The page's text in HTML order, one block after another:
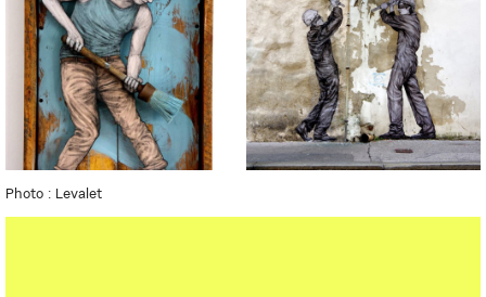
Photo : Levalet